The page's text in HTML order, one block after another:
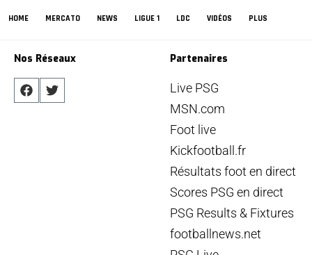
HOME MERCATO NEWS LIGUE 1 LDC VIDÉOS PLUS
Nos Réseaux Partenaires
Live PSG
MSN.com
Foot live
Kickfootball.fr
Résultats foot en direct
Scores PSG en direct
PSG Results & Fixtures
footballnews.net